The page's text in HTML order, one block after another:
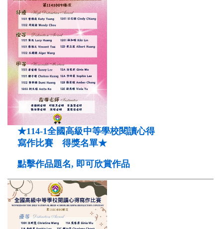
★114-1全國高級中等學校閱讀心得
寫作比賽 得獎名單★
點擊作品題名, 即可欣賞作品